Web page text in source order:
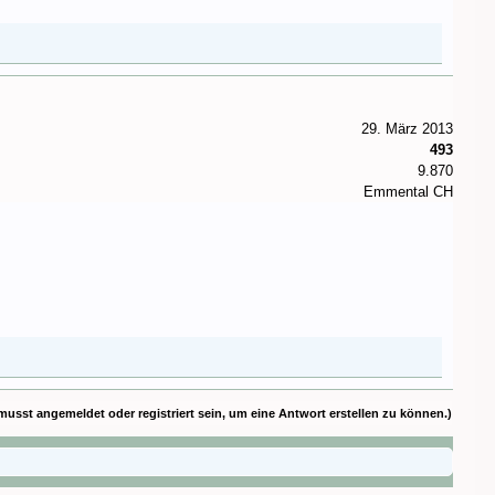
29. März 2013
493
9.870
Emmental CH
angemeldet oder registriert sein, um eine Antwort erstellen zu können.)